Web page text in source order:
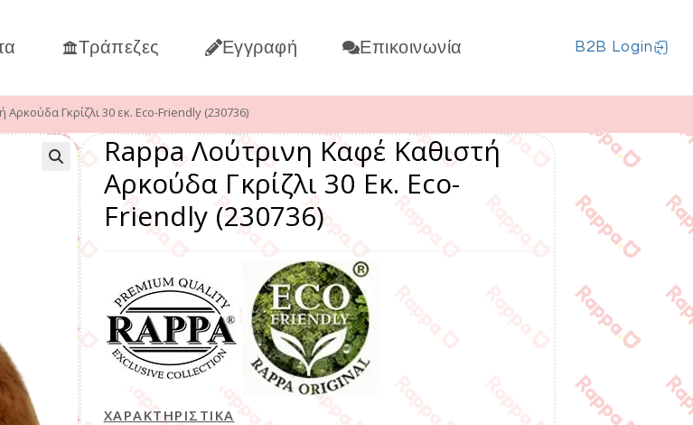
Τράπεζες Εγγραφή Επικοινωνία B2B Login
Γκρίζλι 30 εκ. Eco-Friendly (230736)
Rappa Λούτρινη Καφέ Καθιστή
Αρκούδα Γκρίζλι 30 Εκ. Eco-
Friendly (230736)
ΧΑΡΑΚΤΗΡΙΣΤΙΚΑ